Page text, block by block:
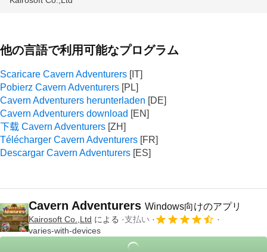
他の言語で利用可能なプログラム
Scaricare Cavern Adventurers
Pobierz Cavern Adventurers
Cavern Adventurers herunterladen
Cavern Adventurers download
下载 Cavern Adventurers
Télécharger Cavern Adventurers
Descargar Cavern Adventurers
Cavern Adventurers Windows向けのアプリ
Kairosoft Co.,Ltd による
支払い
varies-with-devices